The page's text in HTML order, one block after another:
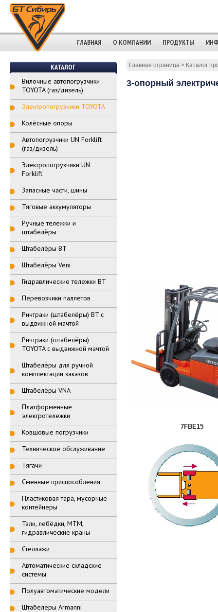
ГЛАВНАЯ О КОМПАНИИ ПРОДУКТЫ
КАТАЛОГ
Вилочные автопогрузчики
TOYOTA (газ/дизель)
Электропогрузчики TOYOTA
Колёсные опоры
Автопогрузчики UN Forklift
(газ/дизель)
Электропогрузчики UN
Forklift
Запасные части, шины
Тяговые аккумуляторы
Ручные тележки и
штабелёры
Штабелёры BT
Штабелёры Veni
Гидравлические тележки BT
Перевозчики паллетов
Ричтраки (штабелёры) BT с
выдвижной мачтой
Ричтраки (штабелёры)
TOYOTA с выдвижной мачтой
Штабелёры для ручной
комплектации заказов
Штабелёры VNA
Платформенные
электротележки
Ковшовые погрузчики
Техническое обслуживание
Тягачи
Сменные приспособления
Пластиковая тара, мусорные
контейнеры
Тали, лебёдки, МТМ,
гидравлические краны
Стеллажи
Автоматические складские
системы
Полуавтоматические модели
Штабелёры Armanni
Главная страница> Каталог
3-опорный
7FBE15